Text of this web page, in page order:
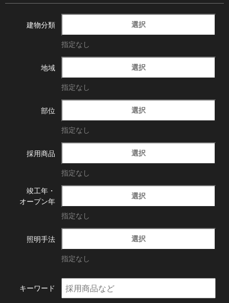
建物分類 選択
指定なし
地域 選択
指定なし
部位 選択
指定なし
採用商品 選択
指定なし
竣工年・
オープン年
選択
指定なし
照明手法 選択
指定なし
キーワード